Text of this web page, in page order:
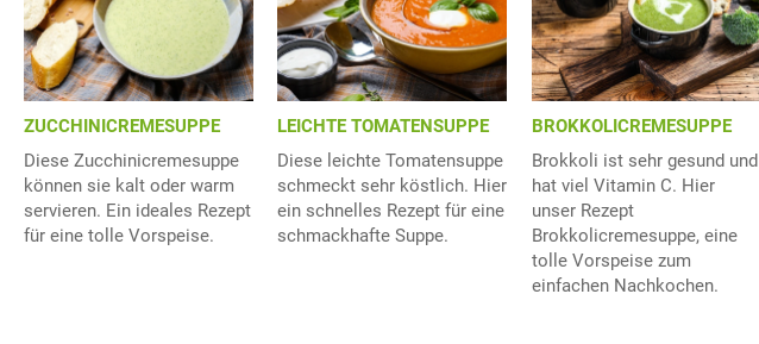
ZUCCHINICREMESUPPE
Diese Zucchinicremesuppe
können sie kalt oder warm
servieren. Ein ideales Rezept
für eine tolle Vorspeise.
LEICHTE TOMATENSUPPE
Diese leichte Tomatensuppe
schmeckt sehr köstlich. Hier
ein schnelles Rezept für eine
schmackhafte Suppe.
BROKKOLICREMESUPPE
Brokkoli ist sehr gesund und
hat viel Vitamin C. Hier
unser Rezept
Brokkolicremesuppe, eine
tolle Vorspeise zum
einfachen Nachkochen.